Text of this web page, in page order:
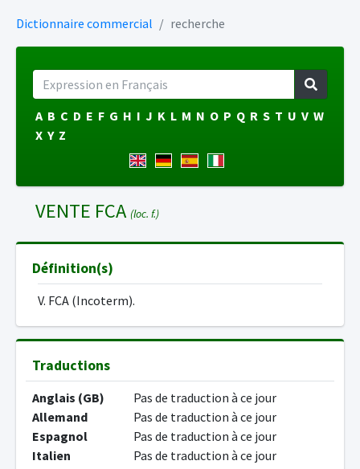
Dictionnaire commercial recherche
A B C D E F G H I J K L M N O P Q R S T U V W
X Y Z
VENTE FCA (loc. f.)
Définition(s)
V. FCA (Incoterm).
Traductions
Anglais (GB)
Pas de traduction à ce jour
Allemand
Pas de traduction à ce jour
Espagnol
Pas de traduction à ce jour
Italien
Pas de traduction à ce jour